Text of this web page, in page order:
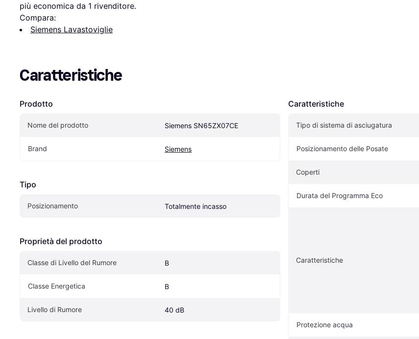
più economica da 1 rivenditore.
Compara:
Siemens Lavastoviglie
Caratteristiche
Prodotto
Nome del prodotto Siemens SN65ZX07CE
Brand Siemens
Tipo
Posizionamento Totalmente incasso
Proprietà del prodotto
Classe di Livello del Rumore B
Classe Energetica B
Livello di Rumore 40 dB
Caratteristiche
Tipo di sistema di asciugatura
Posizionamento delle Posate
Coperti
Durata del Programma Eco
Caratteristiche
Protezione acqua